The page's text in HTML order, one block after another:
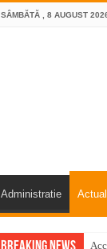
SÂMBĂTĂ , 8 AUGUST
Administratie